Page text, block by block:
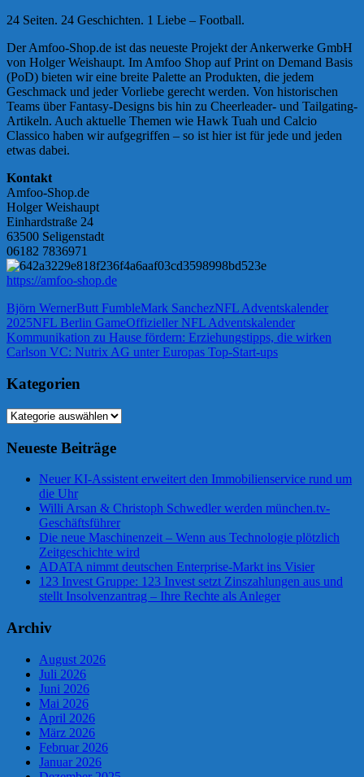
24 Seiten. 24 Geschichten. 1 Liebe – Football.
Der Amfoo-Shop.de ist das neueste Projekt der Ankerwerke GmbH
von Holger Weishaupt. Im Amfoo Shop auf Print on Demand Basis
(PoD) bieten wir eine breite Palette an Produkten, die jedem
Geschmack und jeder Vorliebe gerecht werden. Von historischen
Teams über Fantasy-Designs bis hin zu Cheerleader- und Tailgating-
Artikeln. Auch aktuelle Themen wie Hawk Tuah und Calcio
Classico haben wir aufgegriffen – so ist hier ist für jede und jeden
etwas dabei.
Kontakt
Amfoo-Shop.de
Holger Weishaupt
Einhardstraße 24
63500 Seligenstadt
06182 7836971
https://amfoo-shop.de
Björn WernerButt FumbleMark SanchezNFL Adventskalender
2025NFL Berlin GameOffizieller NFL Adventskalender
Beitragsnavigation
Vorheriger
Beitrag:
Kommunikation zu Hause fördern: Erziehungstipps, die wirken
Nächster
Carlson VC: Nutrix AG unter Europas Top-Start-ups
Kategorien
Kategorien
Neueste Beiträge
Neuer KI-Assistent erweitert den Immobilienservice rund um
die Uhr
Willi Arsan & Christoph Schwedler werden münchen.tv-
Geschäftsführer
Die neue Maschinenzeit – Wenn aus Technologie plötzlich
Zeitgeschichte wird
ADATA nimmt deutschen Enterprise-Markt ins Visier
123 Invest Gruppe: 123 Invest setzt Zinszahlungen aus und
stellt Insolvenzantrag – Ihre Rechte als Anleger
Archiv
August 2026
Juli 2026
Juni 2026
Mai 2026
April 2026
März 2026
Februar 2026
Januar 2026